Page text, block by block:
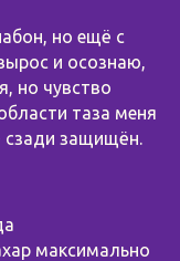
но ещё с
и осознаю,
но чувство
таза меня
сзади защищён.
максимально